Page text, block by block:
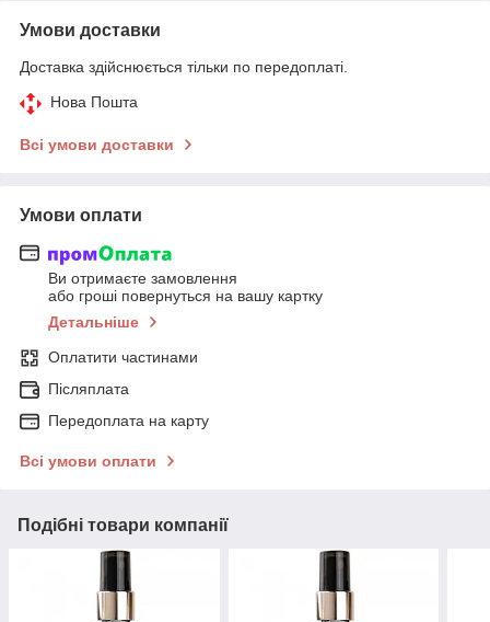
Умови доставки
Доставка здійснюється тільки по передоплаті.
Нова Пошта
Всі умови доставки
Умови оплати
Ви отримаєте замовлення
або гроші повернуться на вашу картку
Детальніше
Оплатити частинами
Післяплата
Передоплата на карту
Всі умови оплати
Подібні товари компанії